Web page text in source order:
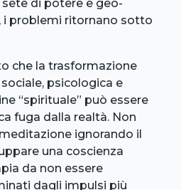
di potere e geo-
problemi ritornano sotto
che la trasformazione
psicologica e
“spirituale” può essere
fuga dalla realtà. Non
ignorando il
una coscienza
da non essere
dagli impulsi più